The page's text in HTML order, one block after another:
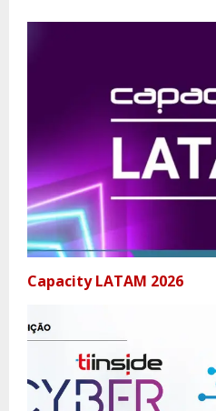
Capacity LATAM 2026